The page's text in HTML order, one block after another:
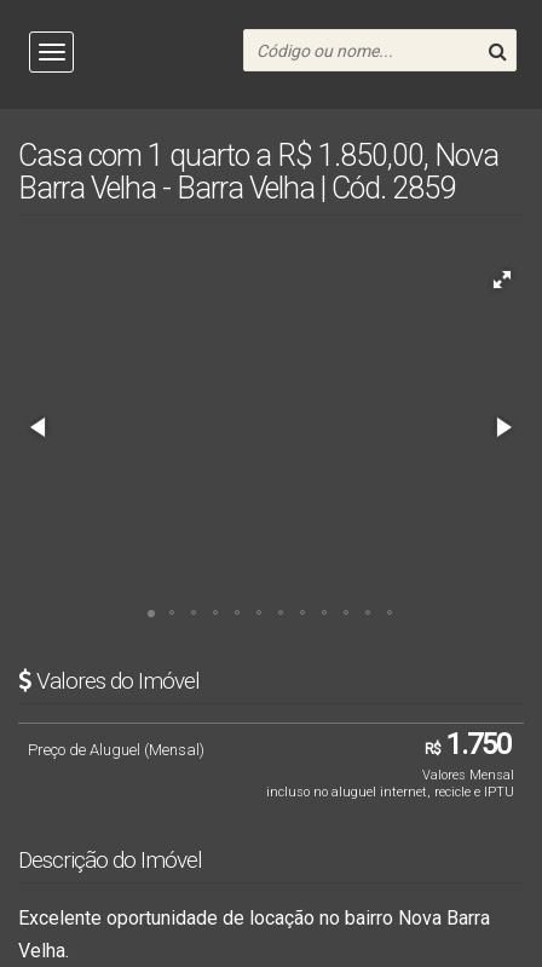
Casa com 1 quarto a R$ 1.850,00, Nova
Barra Velha - Barra Velha | Cód. 2859
Valores do Imóvel
R$1.750
Preço de Aluguel (Mensal)
Valores Mensal
incluso no aluguel internet, recicle e IPTU
Descrição do Imóvel
Excelente oportunidade de locação no bairro Nova Barra
Velha.